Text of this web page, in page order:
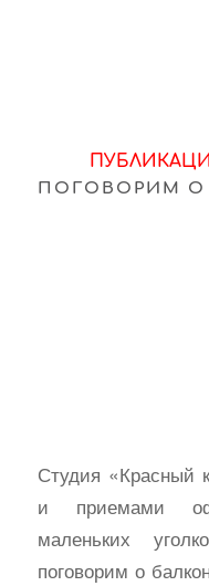
ПОГОВОРИМ О
Студия «Красный
и приемами
маленьких
поговорим о